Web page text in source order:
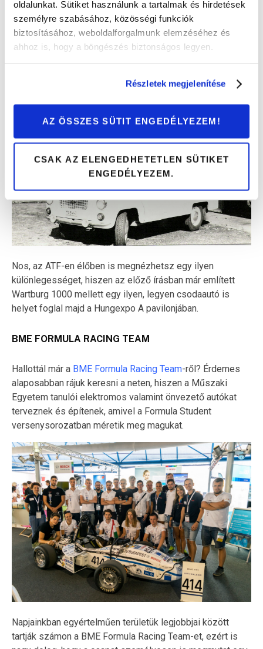
oldalunkat. Sütiket használunk a tartalmak és hirdetések
személyre szabásához, közösségi funkciók
biztosításához, weboldalforgalmunk elemzéséhez és
ahhoz is, hogy a böngészés biztonságos legyen.
Részletek megjelenítése
AZ ÖSSZES SÜTIT ENGEDÉLYEZEM!
CSAK AZ ELENGEDHETETLEN SÜTIKET
ENGEDÉLYEZEM.
Szomszédok sorozatból biztosan ismerős a jellegzetes
mentőautó. Bár a Mágen-wagennek elsősorban a fehér
Trabantot szokták hívni, a Szomszédok sorozat
rajongóinak legalább ennyire ismerős a Nysa mentőautó,
Nos, az ATF-en élőben is megnézhetsz egy ilyen
különlegességet, hiszen az előző írásban már említett
Wartburg 1000 mellett egy ilyen, legyen csodaautó is
helyet foglal majd a Hungexpo A pavilonjában.
BME FORMULA RACING TEAM
Hallottál már a BME Formula Racing Team-ről? Érdemes
alaposabban rájuk keresni a neten, hiszen a Műszaki
Egyetem tanulói elektromos valamint önvezető autókat
terveznek és építenek, amivel a Formula Student
versenysorozatban méretik meg magukat.
Napjainkban egyértelműen területük legjobbjai között
tartják számon a BME Formula Racing Team-et, ezért is